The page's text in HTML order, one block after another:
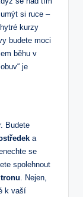
si ruce –
kurzy
budete moci
běhu v
je
Budete
a
se
spolehnout
. Nejen,
k vaší